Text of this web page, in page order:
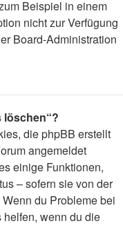
Beispiel in einem
nicht zur Verfügung
Board-Administration
löschen“?
die phpBB erstellt
angemeldet
einige Funktionen,
– sofern sie von der
du Probleme bei
wenn du die